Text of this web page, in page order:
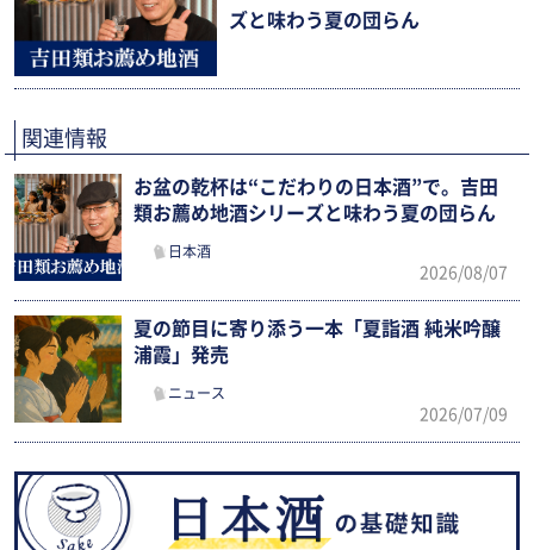
ズと味わう夏の団らん
関連情報
お盆の乾杯は“こだわりの日本酒”で。吉田
類お薦め地酒シリーズと味わう夏の団らん
日本酒
2026/08/07
夏の節目に寄り添う一本「夏詣酒 純米吟醸
浦霞」発売
ニュース
2026/07/09